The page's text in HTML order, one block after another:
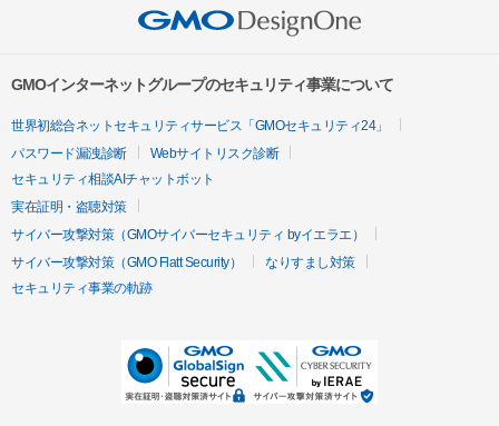
GMOインターネットグループのセキュリティ事業について
世界初総合ネットセキュリティサービス「GMOセキュリティ24」
パスワード漏洩診断
Webサイトリスク診断
セキュリティ相談AIチャットボット
実在証明・盗聴対策
サイバー攻撃対策（GMOサイバーセキュリティ byイエラエ）
サイバー攻撃対策（GMO Flatt Security）
なりすまし対策
セキュリティ事業の軌跡